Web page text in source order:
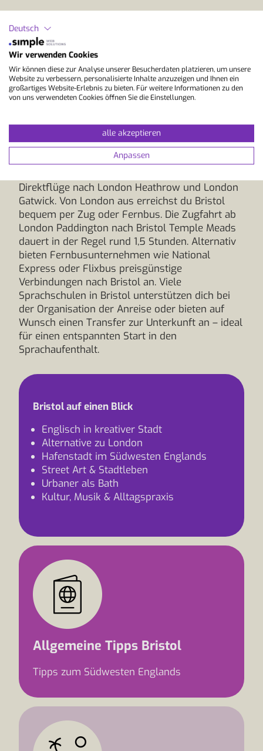
modernen Lifestyle mit englischer Kultur und
dank guter Erreichbarkeit beginnt dein
Aufenthalt ganz entspannt. Am bequemsten
reist du per Flug direkt zum Flughafen Bristol.
Ab Zürich und Genf gibt es Direktflüge nach
Bristol, je nach Saison und Flugplan. Vom
Express Bus oder Taxi in ca. 30 Minuten ins
Stadtzentrum und zu deiner Sprachschule.
Auch die Anreise über London ist möglich. Ab
Direktflüge nach London Heathrow und London
Gatwick. Von London aus erreichst du Bristol
bequem per Zug oder Fernbus. Die Zugfahrt ab
London Paddington nach Bristol Temple Meads
dauert in der Regel rund 1,5 Stunden. Alternativ
bieten Fernbusunternehmen wie National
Express oder Flixbus preisgünstige
Verbindungen nach Bristol an. Viele
Sprachschulen in Bristol unterstützen dich bei
der Organisation der Anreise oder bieten auf
Wunsch einen Transfer zur Unterkunft an – ideal
für einen entspannten Start in den
Sprachaufenthalt.
Bristol auf einen Blick
Englisch in kreativer Stadt
Alternative zu London
Hafenstadt im Südwesten Englands
Street Art & Stadtleben
Urbaner als Bath
Kultur, Musik & Alltagspraxis
Allgemeine Tipps Bristol
Tipps zum Südwesten Englands
Deutsch
Wir verwenden Cookies
Wir können diese zur Analyse unserer Besucherdaten platzieren, um unsere
Website zu verbessern, personalisierte Inhalte anzuzeigen und Ihnen ein
großartiges Website-Erlebnis zu bieten. Für weitere Informationen zu den
von uns verwendeten Cookies öffnen Sie die Einstellungen.
alle akzeptieren
Anpassen